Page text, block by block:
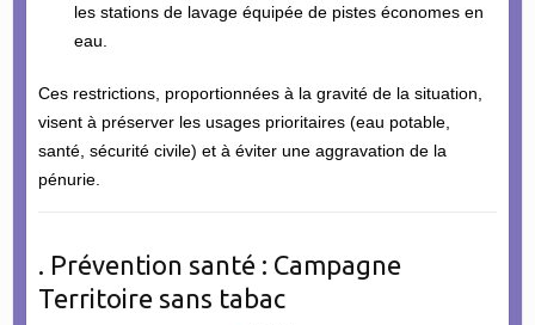
les stations de lavage équipée de pistes économes en
eau.
Ces restrictions, proportionnées à la gravité de la situation,
visent à préserver les usages prioritaires (eau potable,
santé, sécurité civile) et à éviter une aggravation de la
pénurie.
. Prévention santé : Campagne
Territoire sans tabac